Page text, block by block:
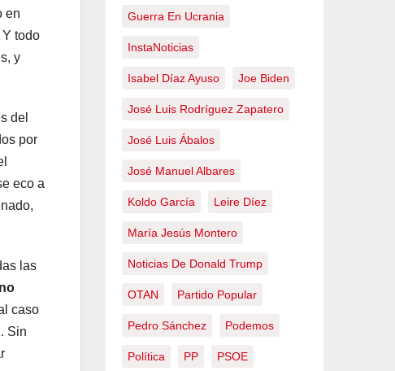
en
todo
y
del
por
eco a
las
no
caso
Sin
Guerra En Ucrania
InstaNoticias
Isabel Díaz Ayuso Joe Biden
José Luis Rodríguez Zapatero
José Luis Ábalos
José Manuel Albares
Koldo García Leire Díez
María Jesús Montero
Noticias De Donald Trump
OTAN Partido Popular
Pedro Sánchez Podemos
Política PP PSOE